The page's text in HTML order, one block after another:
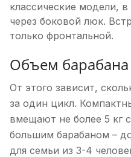
классические модели,
через боковой люк.
только фронтальной.
Объем барабана
От этого зависит,
за один цикл.
вмещают не более 5 кг
большим барабаном –
для семьи из 3-4